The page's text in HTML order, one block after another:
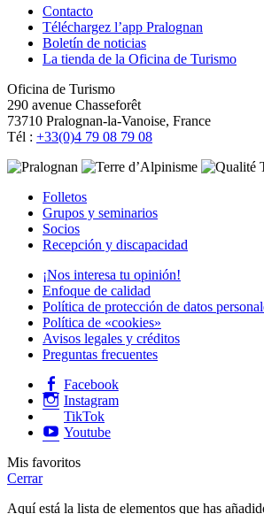
Contacto
Téléchargez l’app Pralognan
Boletín de noticias
La tienda de la Oficina de Turismo
Oficina de Turismo
290 avenue Chasseforêt
73710 Pralognan-la-Vanoise, France
Tél : +33(0)4 79 08 79 08
Folletos
Grupos y seminarios
Socios
Recepción y discapacidad
¡Nos interesa tu opinión!
Enfoque de calidad
Política de protección de datos
Política de «cookies»
Avisos legales y créditos
Preguntas frecuentes
Facebook
Instagram
TikTok
Youtube
Mis favoritos
Cerrar
Aquí está la lista de elementos que has